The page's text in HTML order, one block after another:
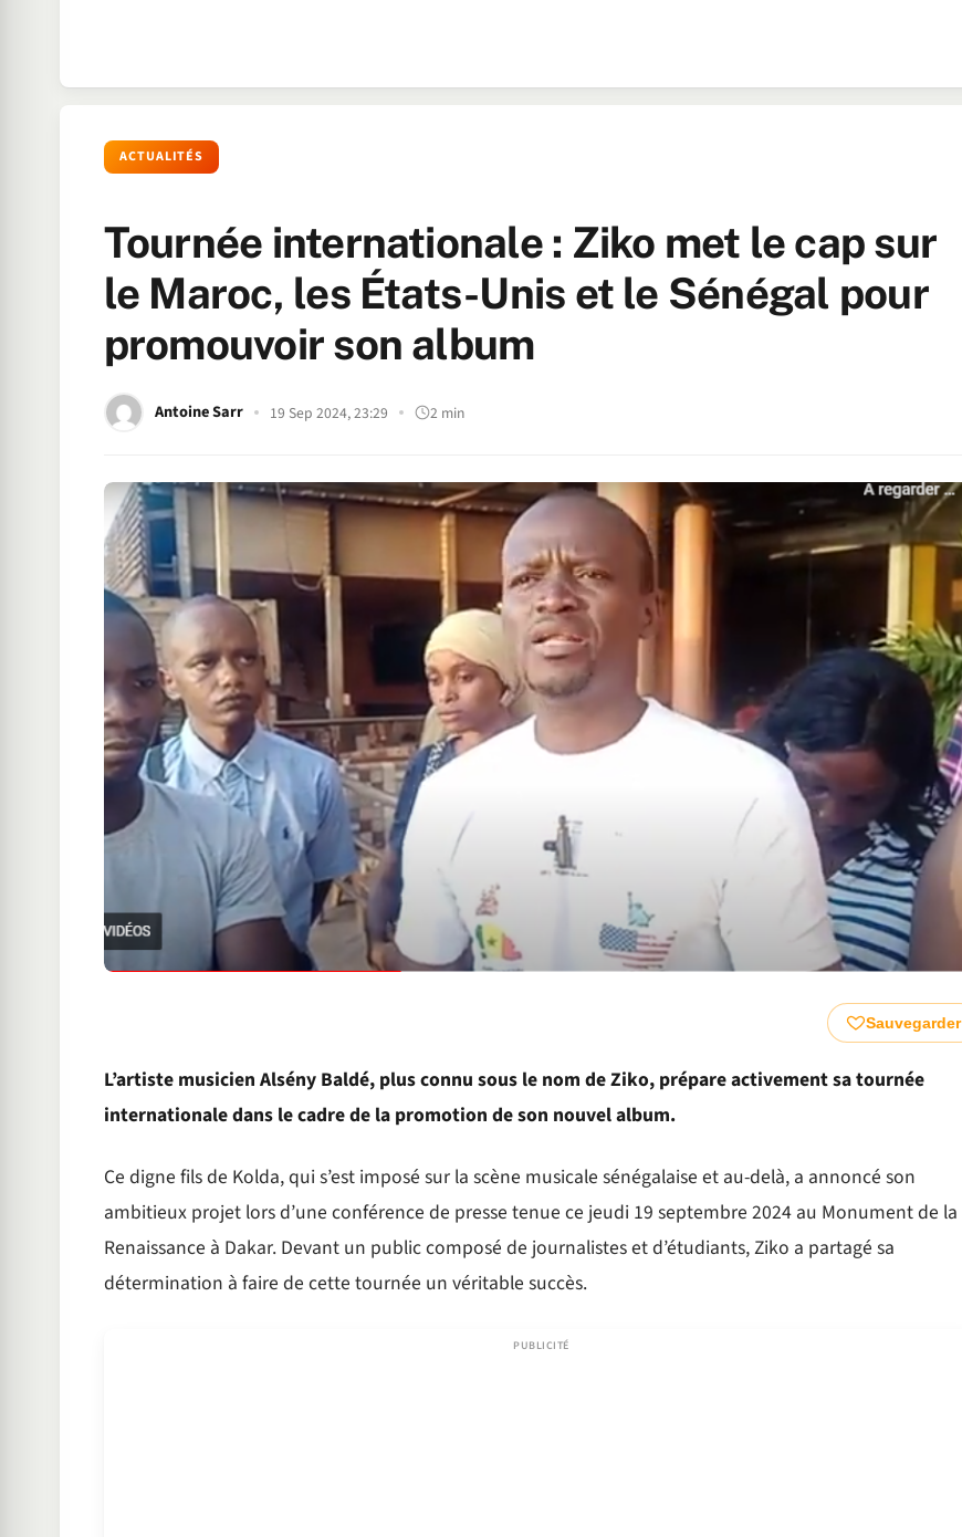
ACTUALITÉS
Tournée internationale : Ziko met le cap sur
le Maroc, les États-Unis et le Sénégal pour
promouvoir son album
Antoine Sarr 19 Sep 2024, 23:29 2 min
Sauvegarder
L’artiste musicien Alsény Baldé, plus connu sous le nom de Ziko, prépare activement sa tournée
internationale dans le cadre de la promotion de son nouvel album.
Ce digne fils de Kolda, qui s’est imposé sur la scène musicale sénégalaise et au-delà, a annoncé son
ambitieux projet lors d’une conférence de presse tenue ce jeudi 19 septembre 2024 au Monument de la
Renaissance à Dakar. Devant un public composé de journalistes et d’étudiants, Ziko a partagé sa
détermination à faire de cette tournée un véritable succès.